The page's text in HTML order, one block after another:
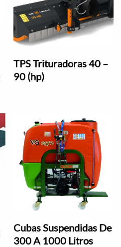
TPS Trituradoras 40 –
90 (hp)
Cubas Suspendidas De
300 A 1000 Litros